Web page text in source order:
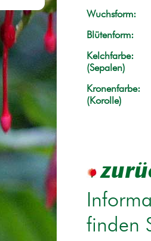
Wuchsform:
Blütenform:
Kelchfarbe:
(Sepalen)
Kronenfarbe:
(Korolle)
finden